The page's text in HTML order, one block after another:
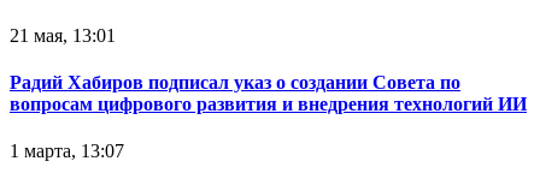
21 мая, 13:01
Радий Хабиров подписал указ о создании Совета по
вопросам цифрового развития и внедрения технологий ИИ
1 марта, 13:07